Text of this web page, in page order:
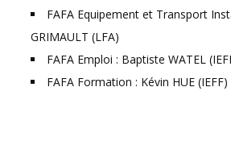
FAFA Equipement et Transport
GRIMAULT (LFA)
FAFA Emploi : Baptiste WATEL
FAFA Formation : Kévin HUE (IEFF)